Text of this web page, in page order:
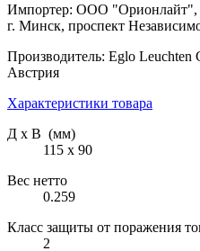
Импортер: ООО "Орионлайт",
г. Минск, проспект
Производитель: Eglo
Австрия
Характеристики товара
Д х В (мм)
115 х 90
Вес нетто
0.259
Класс защиты от поражения
2